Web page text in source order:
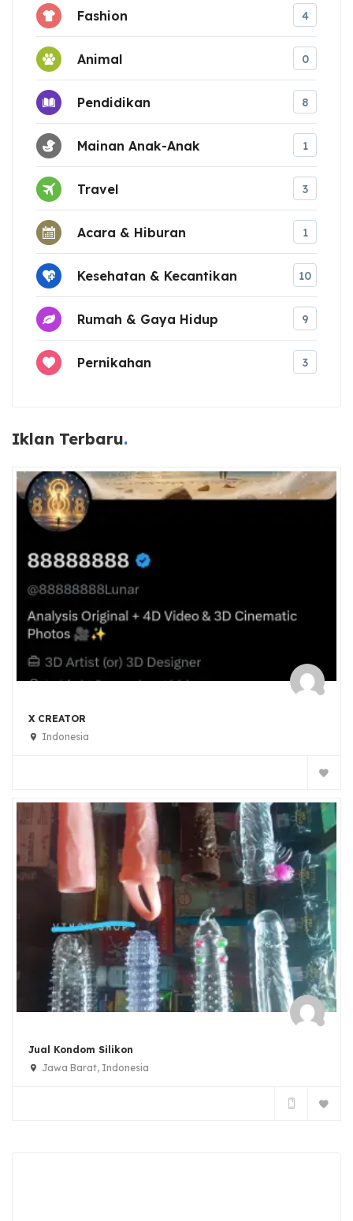
Fashion 4
Animal 0
Pendidikan 8
Mainan Anak-Anak 1
Travel 3
Acara & Hiburan 1
Kesehatan & Kecantikan 10
Rumah & Gaya Hidup 9
Pernikahan 3
Iklan Terbaru
X CREATOR
Indonesia
Jual Kondom Silikon
Jawa Barat, Indonesia